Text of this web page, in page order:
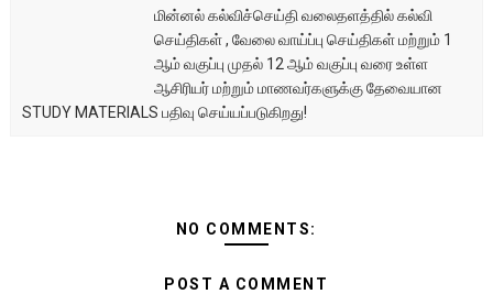
மின்னல் கல்விச்செய்தி வலைதளத்தில் கல்வி
செய்திகள் , வேலை வாய்ப்பு செய்திகள் மற்றும் 1
ஆம் வகுப்பு முதல் 12 ஆம் வகுப்பு வரை உள்ள
ஆசிரியர் மற்றும் மாணவர்களுக்கு தேவையான
STUDY MATERIALS பதிவு செய்யப்படுகிறது!
NO COMMENTS:
POST A COMMENT